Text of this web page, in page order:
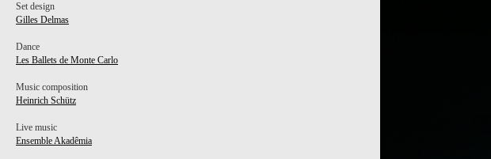
Set design
Gilles Delmas
Dance
Les Ballets de Monte Carlo
Music composition
Heinrich Schütz
Live music
Ensemble Akadêmia